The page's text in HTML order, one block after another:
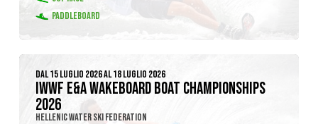
PADDLEBOARD
DAL 15 LUGLIO 2026 AL 18 LUGLIO 2026
IWWF E&A WAKEBOARD BOAT CHAMPIONSHIPS
2026
HELLENIC WATER SKI FEDERATION